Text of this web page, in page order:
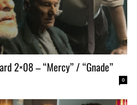
2×08 – “Mercy” / “Gnade”
0